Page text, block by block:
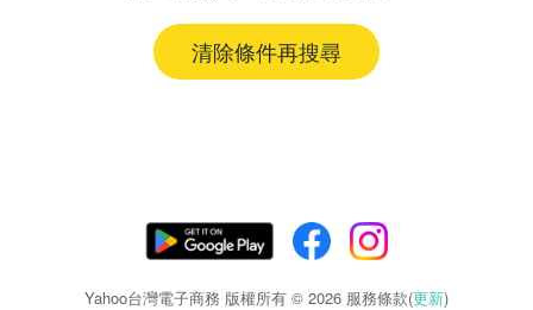
清除條件再搜尋
Yahoo台灣電子商務 版權所有 © 2026 服務條款(更新)